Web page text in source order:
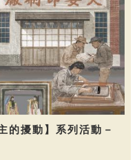
的擾動】系列活動－